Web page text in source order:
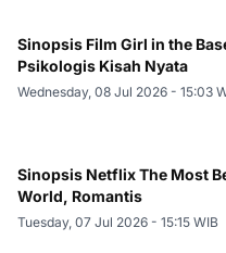
Sinopsis Film Girl in the
Psikologis Kisah Nyata
Wednesday, 08 Jul 2026 - 15:03
Sinopsis Netflix The Most
World, Romantis
Tuesday, 07 Jul 2026 - 15:15 WIB